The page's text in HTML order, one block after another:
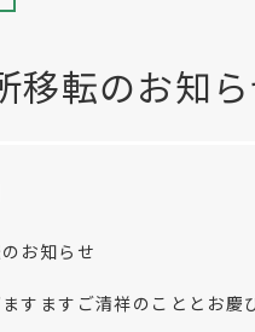
移転のお知
お知らせ
すますご清祥のこととお慶